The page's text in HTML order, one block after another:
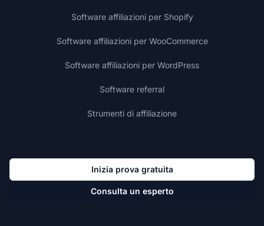
Software affiliazioni per Shopify
Software affiliazioni per WooCommerce
Software affiliazioni per WordPress
Software referral
Strumenti di affiliazione
Inizia prova gratuita
Consulta un esperto